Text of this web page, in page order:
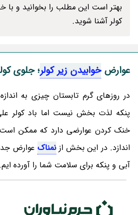
بهتر است این مطلب را بخوانید و با
کولر آشنا شوید.
عوارضخوابیدن زیر کولر؛ جلوی
در روزهای گرم تابستان چیزی به
پنکه لذت بخش نیست اما باد کولر
خنک کردن عوارضی دارد که ممکن
اندازد. در این بخش ازنمناک عوارض
آبی و پنکه برای سلامت شما را آورده ایم.